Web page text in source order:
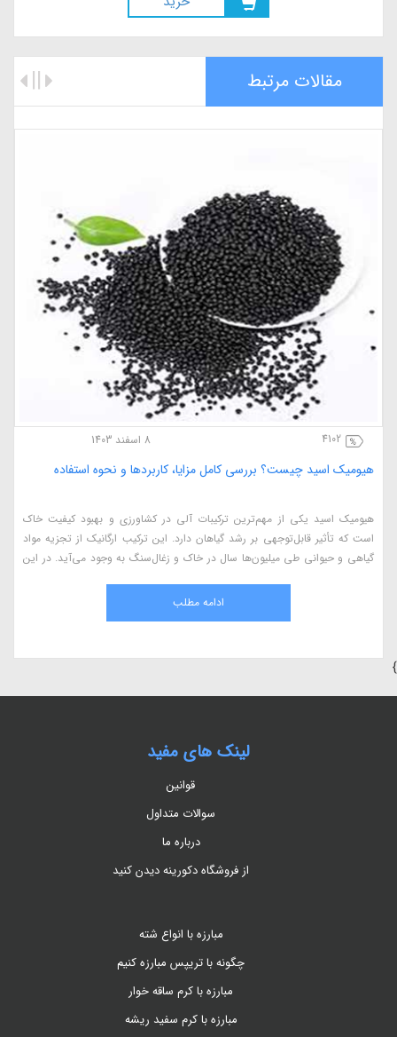
مقالات مرتبط
4102 8 اسفند 1403
هیومیک اسید چیست؟ بررسی کامل مزایا، کاربردها و نحوه استفاده
هیومیک اسید یکی از مهم‌ترین ترکیبات آلی در کشاورزی و بهبود کیفیت خاک
است که تأثیر قابل‌توجهی بر رشد گیاهان دارد. این ترکیب ارگانیک از تجزیه مواد
گیاهی و حیوانی طی میلیون‌ها سال در خاک و زغال‌سنگ به وجود می‌آید. در این
طبیعی و اثرات آن بر گیاهان می‌پردازیم.ادامه مطلب
}
لینک های مفید
قوانین
سوالات متداول
درباره ما
از فروشگاه دکورینه دیدن کنید
مبارزه با انواع شته
چگونه با تریپس مبارزه کنیم
مبارزه با کرم ساقه خوار
مبارزه با کرم سفید ریشه